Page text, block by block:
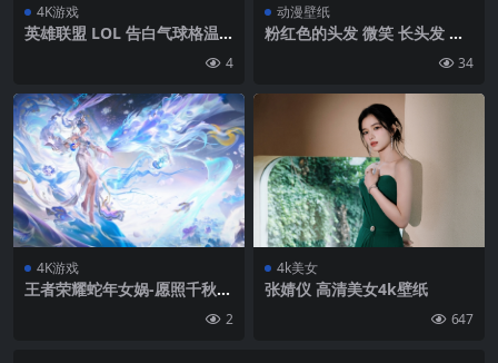
4K游戏
英雄联盟 LOL 告白气球格温 4
4
动漫壁纸
粉红色的头发 微笑 长头发 闭
anXX(亲爱的) 泳装 角 大海 游
水里 水 整体泳装| 1920 x108
34
4K游戏
王者荣耀蛇年女娲-愿照千秋盛
2
4k美女
张婧仪 高清美女4k壁纸
647